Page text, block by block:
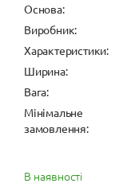
Основа:
Виробник:
Характеристики:
Ширина:
Вага:
Мінімальне
замовлення:
В наявності